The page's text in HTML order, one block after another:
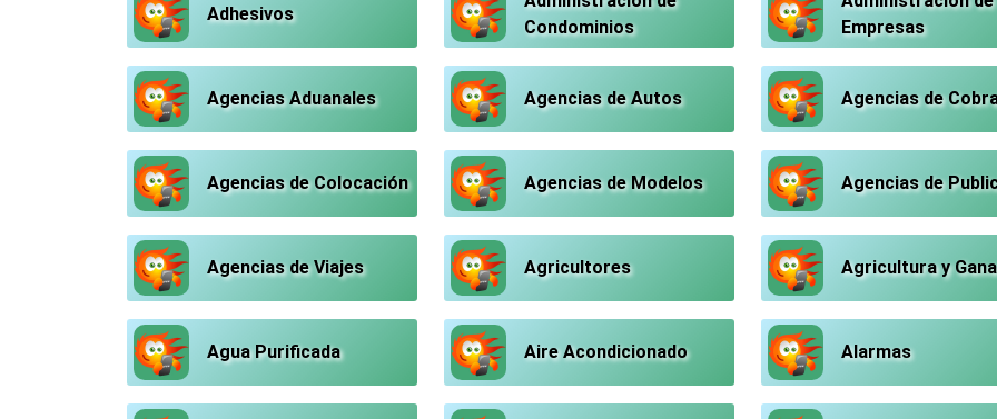
Adhesivos
Condominios
Empresas
Agencias Aduanales Agencias de Autos Agencias de
Agencias de Colocación Agencias de Modelos Agencias de
Agencias de Viajes Agricultores Agricultura y
Agua Purificada Aire Acondicionado Alarmas